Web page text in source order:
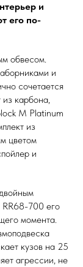
и
его по-
обвесом.
и
сочетается
карбона,
M Platinum
из
цветом
и
RR68-700 его
момента.
кузов на 25
агрессии, не